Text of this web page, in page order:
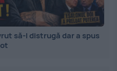
să-l distrugă dar a spus